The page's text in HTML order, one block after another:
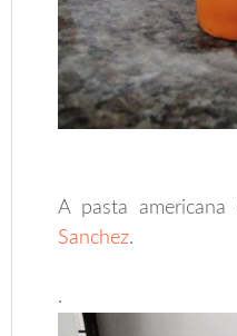
A pasta
Sanchez.
.